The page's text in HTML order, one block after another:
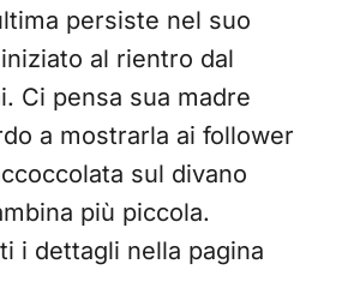
persiste nel suo
al rientro dal
Ci pensa sua madre
a mostrarla ai follower
sul divano
più piccola.
i dettagli nella pagina